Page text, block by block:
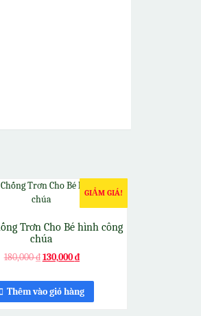
GIẢM GIÁ!
Trơn Cho Bé hình công
chúa
180,000₫130,000₫
Thêm vào giỏ hàng